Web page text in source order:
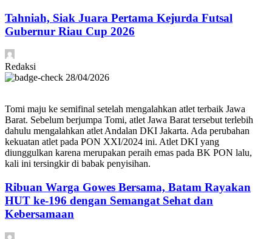
Tahniah, Siak Juara Pertama Kejurda Futsal
Gubernur Riau Cup 2026
Redaksi
28/04/2026
Tomi maju ke semifinal setelah mengalahkan atlet terbaik Jawa
Barat. Sebelum berjumpa Tomi, atlet Jawa Barat tersebut terlebih
dahulu mengalahkan atlet Andalan DKI Jakarta. Ada perubahan
kekuatan atlet pada PON XXI/2024 ini. Atlet DKI yang
diunggulkan karena merupakan peraih emas pada BK PON lalu,
kali ini tersingkir di babak penyisihan.
Ribuan Warga Gowes Bersama, Batam Rayakan
HUT ke-196 dengan Semangat Sehat dan
Kebersamaan